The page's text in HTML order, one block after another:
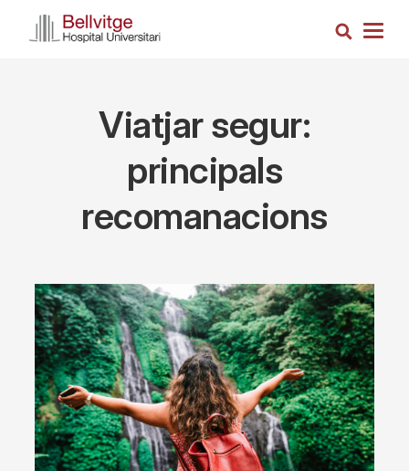
Search
Viatjar segur:
principals
recomanacions
Imagen